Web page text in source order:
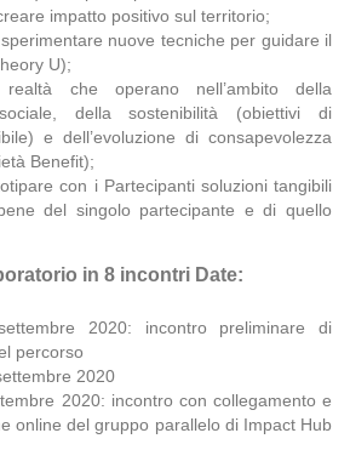
impatto positivo sul territorio;
nuove tecniche per guidare il
U);
che operano nell’ambito della
della sostenibilità (obiettivi di
e dell’evoluzione di consapevolezza
Benefit);
con i Partecipanti soluzioni tangibili
del singolo partecipante e di quello
in 8 incontri Date:
2020: incontro preliminare di
percorso
2020
2020: incontro con collegamento e
online del gruppo parallelo di Impact Hub